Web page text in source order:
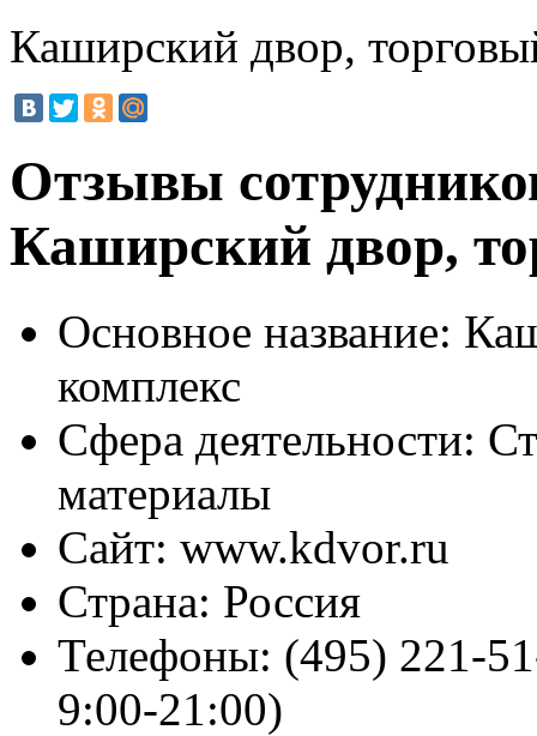
Каширский двор,
Отзывы
Каширский двор,
Основное название:
комплекс
Сфера деятельности:
материалы
Сайт: www.kdvor.ru
Страна: Россия
Телефоны: (495) 221-
9:00-21:00)